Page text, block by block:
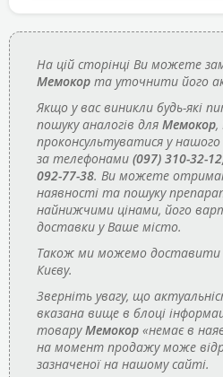
На цій сторінці Ви можете
Мемокор та уточнити його
Якщо у вас виникли будь-які
пошуку аналогів для Мемокор,
проконсультуватися у
за телефонами (097) 310-32-
092-77-38. Ви можете
наявності та пошуку
найнижчими цінами, його
доставки у Ваше місто.
Також ми можемо доставити
Києву.
Зверніть увагу, що
вказана вище в блоці
товаруМемокор «немає в
на момент продажу може
зазначеної на нашому сайті.